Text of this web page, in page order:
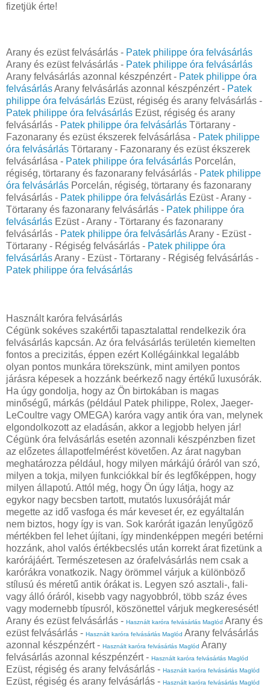
fizetjük érte!
Arany és ezüst felvásárlás - Patek philippe óra felvásárlás
Arany és ezüst felvásárlás - Patek philippe óra felvásárlás
Arany felvásárlás azonnal készpénzért - Patek philippe óra
felvásárlásArany felvásárlás azonnal készpénzért - Patek
philippe óra felvásárlás Ezüst, régiség és arany felvásárlás -
Patek philippe óra felvásárlás Ezüst, régiség és arany
felvásárlás - Patek philippe óra felvásárlás Törtarany -
Fazonarany és ezüst ékszerek felvásárlása - Patek philippe
óra felvásárlás Törtarany - Fazonarany és ezüst ékszerek
felvásárlása - Patek philippe óra felvásárlás Porcelán,
régiség, törtarany és fazonarany felvásárlás - Patek philippe
óra felvásárlás Porcelán, régiség, törtarany és fazonarany
felvásárlás - Patek philippe óra felvásárlás Ezüst - Arany -
Törtarany és fazonarany felvásárlás - Patek philippe óra
felvásárlás Ezüst - Arany - Törtarany és fazonarany
felvásárlás - Patek philippe óra felvásárlásArany - Ezüst -
Törtarany - Régiség felvásárlás - Patek philippe óra
felvásárlásArany - Ezüst - Törtarany - Régiség felvásárlás -
Patek philippe óra felvásárlás
Használt karóra felvásárlás
Cégünk sokéves szakértői tapasztalattal rendelkezik óra
felvásárlás kapcsán. Az óra felvásárlás területén kiemelten
fontos a precizitás, éppen ezért Kollégáinkkal legalább
olyan pontos munkára törekszünk, mint amilyen pontos
járásra képesek a hozzánk beérkező nagy értékű luxusórák.
Ha úgy gondolja, hogy az Ön birtokában is magas
minőségű, márkás (például Patek philippe, Rolex, Jaeger-
LeCoultre vagy OMEGA) karóra vagy antik óra van, melynek
elgondolkozott az eladásán, akkor a legjobb helyen jár!
Cégünk óra felvásárlás esetén azonnali készpénzben fizet
az előzetes állapotfelmérést követően. Az árat nagyban
meghatározza például, hogy milyen márkájú óráról van szó,
milyen a tokja, milyen funkciókkal bír és legfőképpen, hogy
milyen állapotú. Attól még, hogy Ön úgy látja, hogy az
egykor nagy becsben tartott, mutatós luxusóráját már
megette az idő vasfoga és már keveset ér, ez egyáltalán
nem biztos, hogy így is van. Sok karórát igazán lenyűgöző
mértékben fel lehet újítani, így mindenképpen megéri betérni
hozzánk, ahol valós értékbecslés után korrekt árat fizetünk a
karórájáért. Természetesen az órafelvásárlás nem csak a
karórákra vonatkozik. Nagy örömmel várjuk a különböző
stílusú és méretű antik órákat is. Legyen szó asztali-, fali-
vagy álló óráról, kisebb vagy nagyobbról, több száz éves
vagy modernebb típusról, köszönettel várjuk megkeresését!
Arany és ezüst felvásárlás - Használt karóra felvásárlás Maglód Arany és
ezüst felvásárlás - Használt karóra felvásárlás Maglód Arany felvásárlás
azonnal készpénzért - Használt karóra felvásárlás Maglód Arany
felvásárlás azonnal készpénzért - Használt karóra felvásárlás Maglód
Ezüst, régiség és arany felvásárlás - Használt karóra felvásárlás Maglód
Ezüst, régiség és arany felvásárlás - Használt karóra felvásárlás Maglód